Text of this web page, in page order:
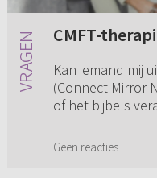
CMFT-
Kan iemand mij
(Connect Mirror
of het bijbels
Geen reacties